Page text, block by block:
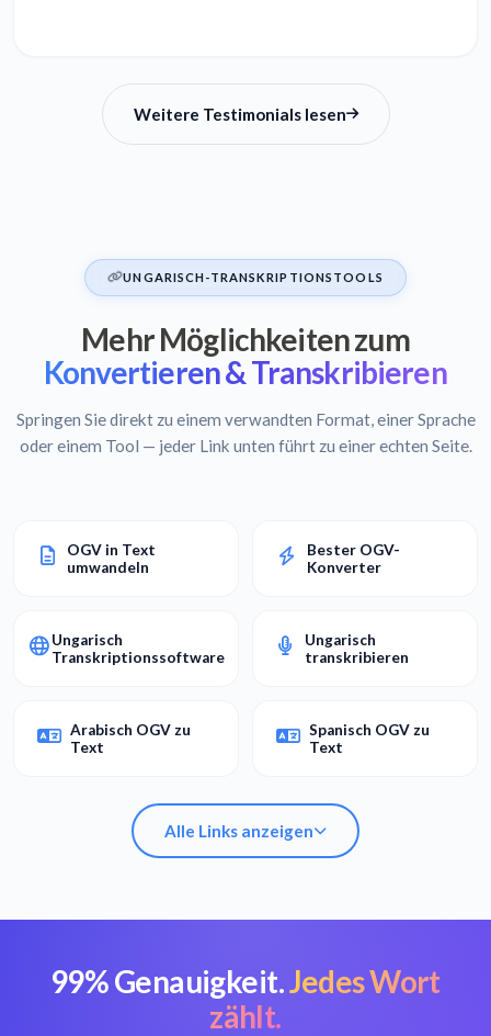
Weitere Testimonials lesen
UNGARISCH-TRANSKRIPTIONSTOOLS
Mehr Möglichkeiten zum
Konvertieren & Transkribieren
Springen Sie direkt zu einem verwandten Format, einer Sprache
oder einem Tool — jeder Link unten führt zu einer echten Seite.
OGV in Text
umwandeln
Bester OGV-
Konverter
Ungarisch
Transkriptionssoftware
Ungarisch
transkribieren
Arabisch OGV zu
Text
Spanisch OGV zu
Text
Alle Links anzeigen
OGV in Text
umwandeln
Bester OGV-
Konverter
99% Genauigkeit.Jedes Wort
zählt.